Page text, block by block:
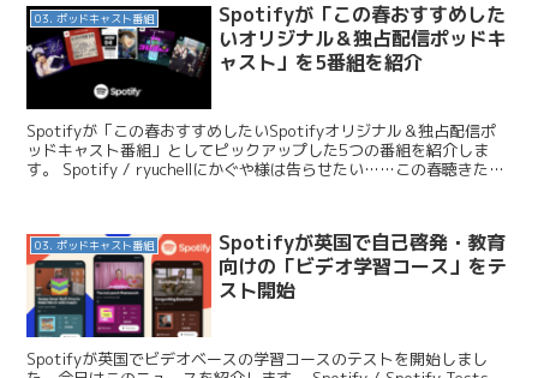
03. ポッドキャスト番組
Spotifyが「この春おすすめした
いオリジナル＆独占配信ポッドキ
ャスト」を5番組を紹介
Spotifyが「この春おすすめしたいSpotifyオリジナル＆独占配信ポ
ッドキャスト番組」としてピックアップした5つの番組を紹介しま
す。 Spotify / ryuchellにかぐや様は告らせたい……この春聴きたい
03. ポッドキャスト番組
Spotifyが英国で自己啓発・教育
向けの「ビデオ学習コース」をテ
スト開始
Spotifyが英国でビデオベースの学習コースのテストを開始しまし